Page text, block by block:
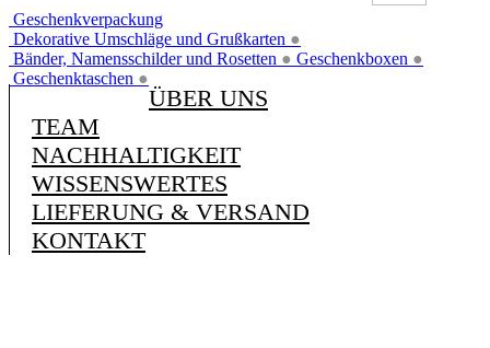
Geschenkverpackung
Dekorative Umschläge und Grußkarten ●
Bänder, Namensschilder und Rosetten ● Geschenkboxen ●
Geschenktaschen ●
ÜBER UNS
TEAM
NACHHALTIGKEIT
WISSENSWERTES
LIEFERUNG & VERSAND
KONTAKT